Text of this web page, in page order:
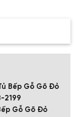
Bếp Gỗ Gõ Đỏ
2199
Gỗ Gõ Đỏ